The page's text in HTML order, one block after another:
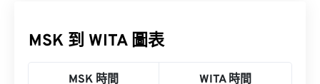
MSK 到 WITA 圖表
MSK 時間 WITA 時間